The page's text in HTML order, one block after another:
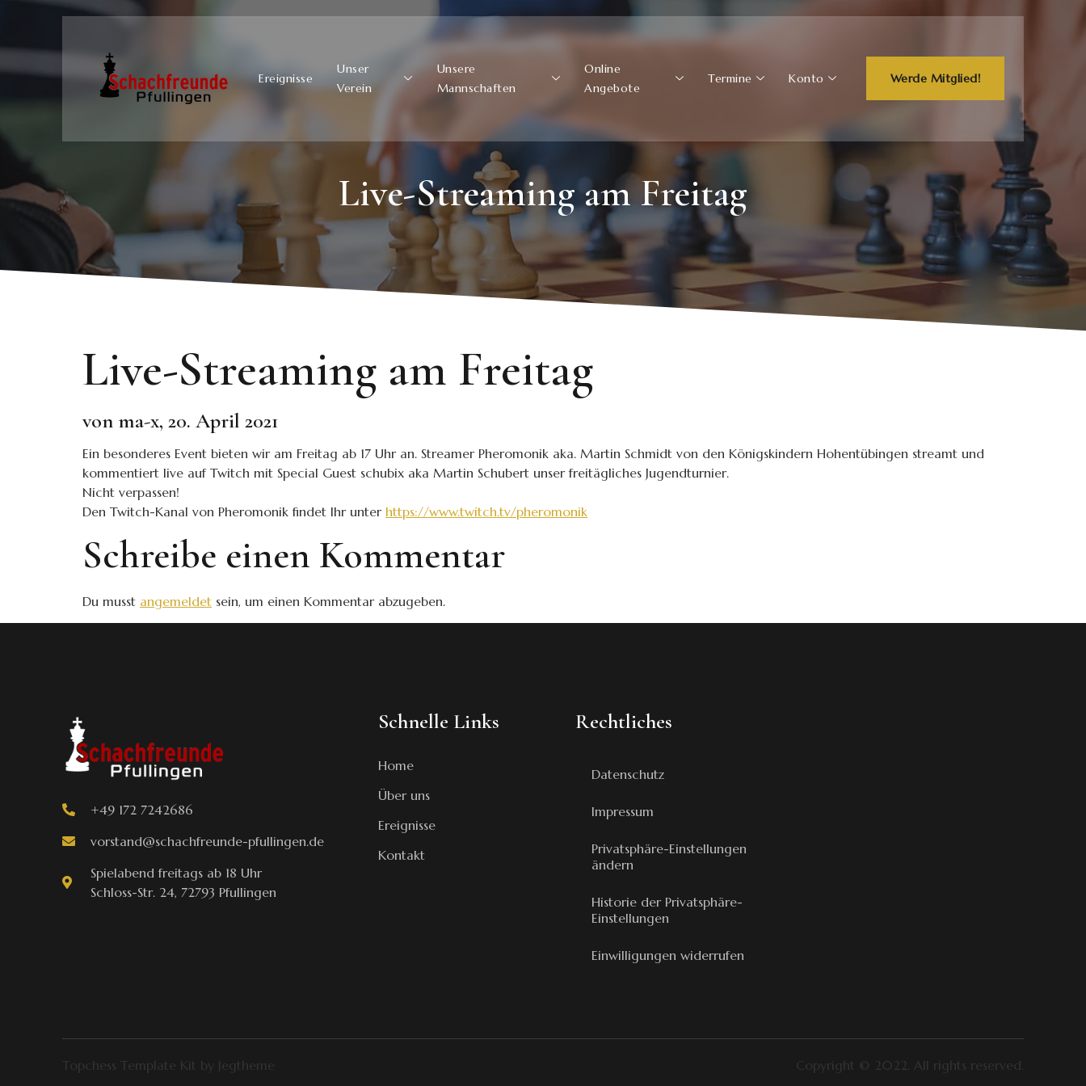
Ereignisse
Unser
Verein
Unsere
Mannschaften
Online
Angebote
Termine Konto Werde Mitglied!
Live-Streaming am Freitag
Live-Streaming am Freitag
von ma-x, 20. April 2021
Ein besonderes Event bieten wir am Freitag ab 17 Uhr an. Streamer Pheromonik aka. Martin Schmidt von den Königskindern Hohentübingen streamt und
kommentiert live auf Twitch mit Special Guest schubix aka Martin Schubert unser freitägliches Jugendturnier.
Nicht verpassen!
Den Twitch-Kanal von Pheromonik findet Ihr unter https://www.twitch.tv/pheromonik
Schreibe einen Kommentar
Du musst angemeldet sein, um einen Kommentar abzugeben.
+49 172 7242686
vorstand@schachfreunde-pfullingen.de
Spielabend freitags ab 18 Uhr
Schloss-Str. 24, 72793 Pfullingen
Schnelle Links
Home
Über uns
Ereignisse
Kontakt
Rechtliches
Datenschutz
Impressum
Privatsphäre-Einstellungen
ändern
Historie der Privatsphäre-
Einstellungen
Einwilligungen widerrufen
Topchess Template Kit by Jegtheme Copyright © 2022. All rights reserved.